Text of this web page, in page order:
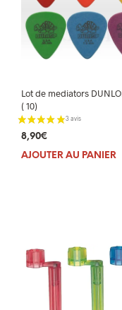
Lot de mediators
( 10)
8,90€
AJOUTER AU PANIER